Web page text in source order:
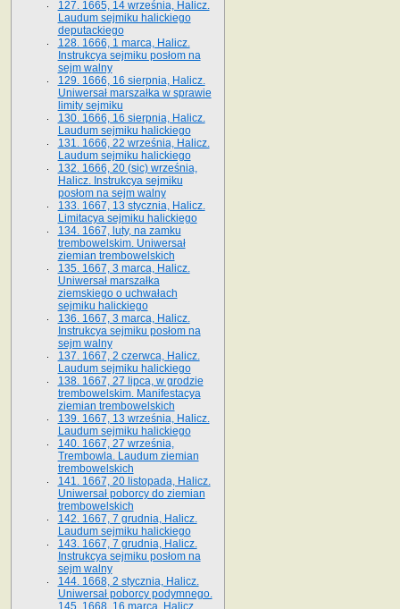
127. 1665, 14 września, Halicz.
Laudum sejmiku halickiego
deputackiego
128. 1666, 1 marca, Halicz.
Instrukcya sejmiku posłom na
sejm walny
129. 1666, 16 sierpnia, Halicz.
Uniwersał marszałka w sprawie
limity sejmiku
130. 1666, 16 sierpnia, Halicz.
Laudum sejmiku halickiego
131. 1666, 22 września, Halicz.
Laudum sejmiku halickiego
132. 1666, 20 (sic) września,
Halicz. Instrukcya sejmiku
posłom na sejm walny
133. 1667, 13 stycznia, Halicz.
Limitacya sejmiku halickiego
134. 1667, luty, na zamku
trembowelskim. Uniwersał
ziemian trembowelskich
135. 1667, 3 marca, Halicz.
Uniwersał marszałka
ziemskiego o uchwałach
sejmiku halickiego
136. 1667, 3 marca, Halicz.
Instrukcya sejmiku posłom na
sejm walny
137. 1667, 2 czerwca, Halicz.
Laudum sejmiku halickiego
138. 1667, 27 lipca, w grodzie
trembowelskim. Manifestacya
ziemian trembowelskich
139. 1667, 13 września, Halicz.
Laudum sejmiku halickiego
140. 1667, 27 września,
Trembowla. Laudum ziemian
trembowelskich
141. 1667, 20 listopada, Halicz.
Uniwersał poborcy do ziemian
trembowelskich
142. 1667, 7 grudnia, Halicz.
Laudum sejmiku halickiego
143. 1667, 7 grudnia, Halicz.
Instrukcya sejmiku posłom na
sejm walny
144. 1668, 2 stycznia, Halicz.
Uniwersał poborcy podymnego.
145. 1668, 16 marca, Halicz.